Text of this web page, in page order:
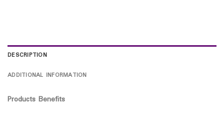
DESCRIPTION
ADDITIONAL INFORMATION
Products Benefits